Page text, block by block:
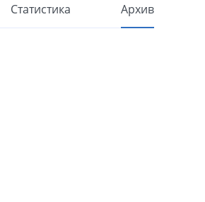
Статистика Архив